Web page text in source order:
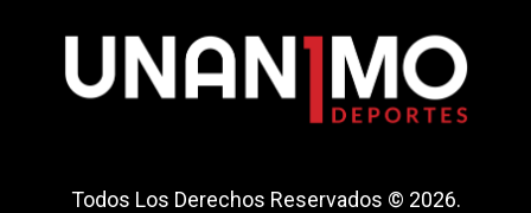
Todos Los Derechos Reservados © 2026.